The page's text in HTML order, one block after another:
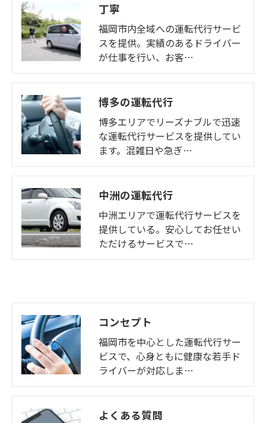
丁寧
福岡市内全域への運転代行サービ
スを提供。実績のあるドライバー
が仕事を行い、お客…
博多の運転代行
博多エリアでリーズナブルで迅速
な運転代行サービスを提供してい
ます。混雑日や急ぎ…
中洲の運転代行
中洲エリアで運転代行サービスを
提供している。安心してお任せい
ただけるサービスで…
コンセプト
福岡市を中心とした運転代行サー
ビスで、心身ともに健康な若手ド
ライバーが対応しま…
よくある質問